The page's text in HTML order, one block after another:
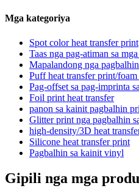
Mga kategoriya
Spot color heat transfer print
Taas nga pag-atiman sa
Mapalandong nga
Puff heat transfer print/foam
Pag-offset sa pag-imprinta
Foil print heat transfer
panon sa kainit pagbalhin
Glitter print nga pagbalhin
high-density/3D heat
Silicone heat transfer print
Pagbalhin sa kainit vinyl
Gipili nga mga